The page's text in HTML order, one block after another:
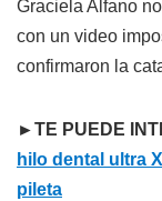
Graciela Alfano
con un video
confirmaron la
►TE PUEDE
hilo dental ultra
pileta